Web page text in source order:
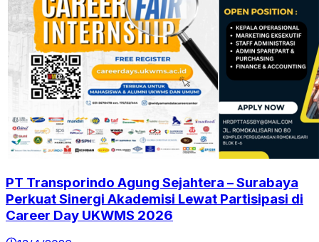
PT Transporindo Agung Sejahtera – Surabaya
Perkuat Sinergi Akademisi Lewat Partisipasi di
Career Day UKWMS 2026